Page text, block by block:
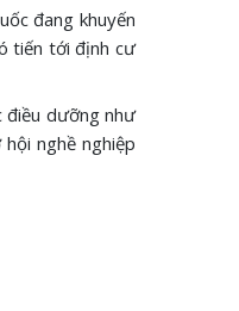
đang khuyến
tiến tới định cư
điều dưỡng như
nghề nghiệp